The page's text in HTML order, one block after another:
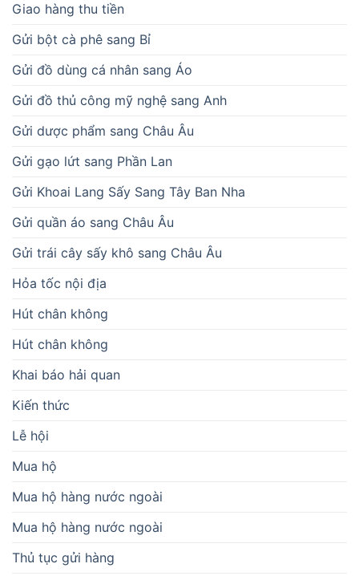
Giao hàng thu tiền
Gửi bột cà phê sang Bỉ
Gửi đồ dùng cá nhân sang Áo
Gửi đồ thủ công mỹ nghệ sang Anh
Gửi dược phẩm sang Châu Âu
Gửi gạo lứt sang Phần Lan
Gửi Khoai Lang Sấy Sang Tây Ban Nha
Gửi quần áo sang Châu Âu
Gửi trái cây sấy khô sang Châu Âu
Hỏa tốc nội địa
Hút chân không
Hút chân không
Khai báo hải quan
Kiến thức
Lễ hội
Mua hộ
Mua hộ hàng nước ngoài
Mua hộ hàng nước ngoài
Thủ tục gửi hàng